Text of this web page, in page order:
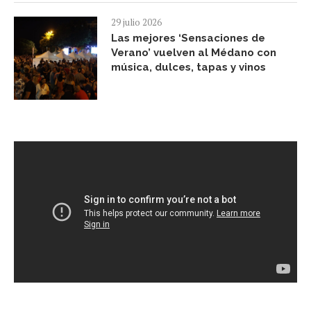
29 julio 2026
Las mejores ‘Sensaciones de
Verano’ vuelven al Médano con
música, dulces, tapas y vinos